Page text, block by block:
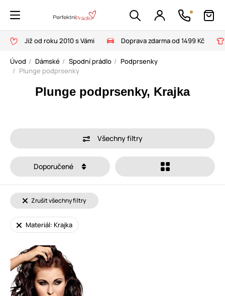
Již od roku 2010 s Vámi Doprava zdarma od 1499 Kč
Úvod Dámské Spodní prádlo
Podprsenky
Plunge podprsenky
Plunge podprsenky, Krajka
Všechny filtry
Doporučené
Zrušit všechny filtry
Materiál: Krajka